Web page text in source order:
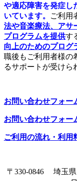
や適応障害を発症し
いています。
ご利用
法や音楽療法、アサ
プログラムを提供す
向上のためのプログ
職後もご利用者様の
るサポートが受けら
お問い合わせフォー
お問い合わせフォー
ご利用の流れ・利用
〒330-0846 埼玉県